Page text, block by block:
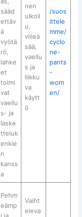
sääd
ettäv
ä
vyötä
rö,
lahke
et
toimi
vat
vaellu
s- ja
laske
tteluk
enkie
n
kanss
a
nen
ulkoil
u,
viileä
sää,
vaellu
s ja
liikku
va
käytt
ö
/suos
ittele
mme/
cyclo
ne-
pants
-
wom
en/
Pehm
eämp
i ja
Vaiht
eleva